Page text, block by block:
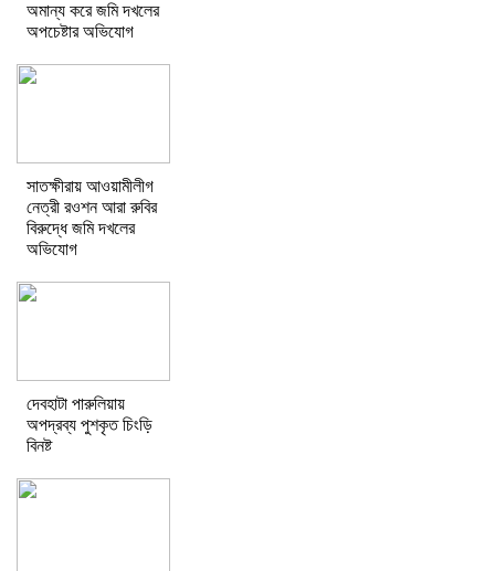
অমান্য করে জমি দখলের
অপচেষ্টার অভিযোগ
সাতক্ষীরায় আওয়ামীলীগ
নেত্রী রওশন আরা রুবির
বিরুদ্ধে জমি দখলের
অভিযোগ
দেবহাটা পারুলিয়ায়
অপদ্রব্য পুশকৃত চিংড়ি
বিনষ্ট